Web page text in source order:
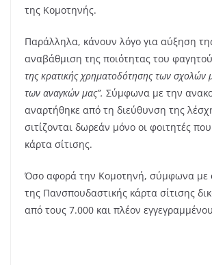
της Κομοτηνής.
Παράλληλα, κάνουν λόγο για αύξηση
αναβάθμιση της ποιότητας του
της κρατικής χρηματοδότησης των σχολών
των αναγκών μας”. Σύμφωνα με την
αναρτήθηκε από τη διεύθυνση της
σιτίζονται δωρεάν μόνο οι φοιτητές
κάρτα σίτισης.
Όσο αφορά την Κομοτηνή, σύμφωνα με
της Πανσπουδαστικής κάρτα σίτισης
από τους 7.000 και πλέον